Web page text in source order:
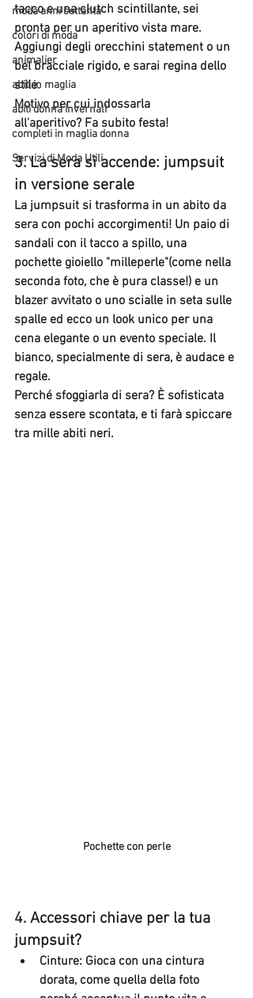
moda anni settanta
colori di moda
animalier
abiti in maglia
abiti donna invernali
completi in maglia donna
Servizi di Moda Utili
tacco e una clutch scintillante, sei
pronta per un aperitivo vista mare.
Aggiungi degli orecchini statement o un
bel bracciale rigido, e sarai regina dello
stile.
Motivo per cui indossarla
all'aperitivo? Fa subito festa!
3. La sera si accende: jumpsuit
in versione serale
La jumpsuit si trasforma in un abito da
sera con pochi accorgimenti! Un paio di
sandali con il tacco a spillo, una
pochette gioiello "milleperle"(come nella
seconda foto, che è pura classe!) e un
blazer avvitato o uno scialle in seta sulle
spalle ed ecco un look unico per una
cena elegante o un evento speciale. Il
bianco, specialmente di sera, è audace e
regale.
Perché sfoggiarla di sera? È sofisticata
senza essere scontata, e ti farà spiccare
tra mille abiti neri.
Pochette con perle
4. Accessori chiave per la tua
jumpsuit?
Cinture: Gioca con una cintura
dorata, come quella della foto